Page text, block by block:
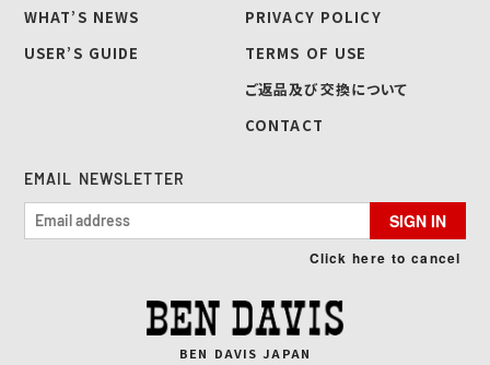
WHAT’S NEWS
USER’S GUIDE
PRIVACY POLICY
TERMS OF USE
ご返品及び交換について
CONTACT
EMAIL NEWSLETTER
SIGN IN
Click here to cancel
BEN DAVIS JAPAN